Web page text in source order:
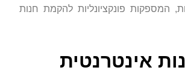
המספקות פונקציונליות להקמת חנות
אינטרנטית